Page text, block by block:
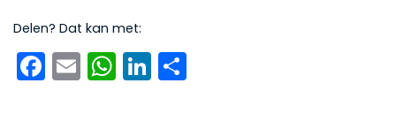
Delen? Dat kan met:
Facebook
EmailWhatsApp
LinkedIn